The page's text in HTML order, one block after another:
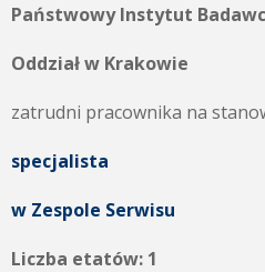
Państwowy Instytut
Oddział w Krakowie
zatrudni pracownika na
specjalista
w Zespole Serwisu
Liczba etatów: 1